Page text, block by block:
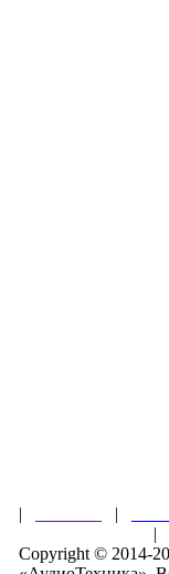
| |
|
Copyright © 2014-